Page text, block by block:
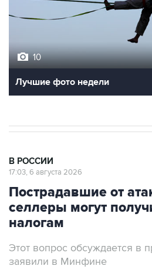
10
Лучшие фото недели
В РОССИИ
17:03, 6 августа 2026
Пострадавшие от
селлеры могут
налогам
Этот вопрос обсуждается в
заявили в Минфине